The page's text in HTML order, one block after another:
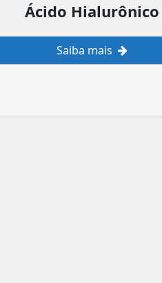
Ácido Hialurônico
Saiba mais